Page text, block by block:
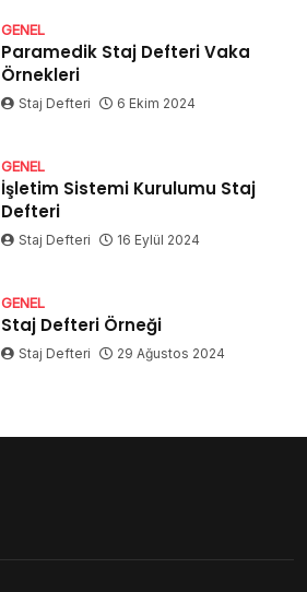
GENEL
Paramedik Staj Defteri Vaka
Örnekleri
Staj Defteri 6 Ekim 2024
GENEL
İşletim Sistemi Kurulumu Staj
Defteri
Staj Defteri 16 Eylül 2024
GENEL
Staj Defteri Örneği
Staj Defteri 29 Ağustos 2024